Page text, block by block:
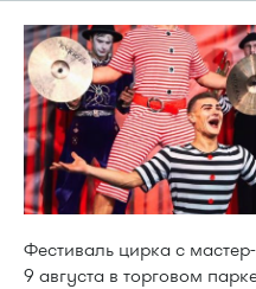
Фестиваль цирка с
9 августа в торговом